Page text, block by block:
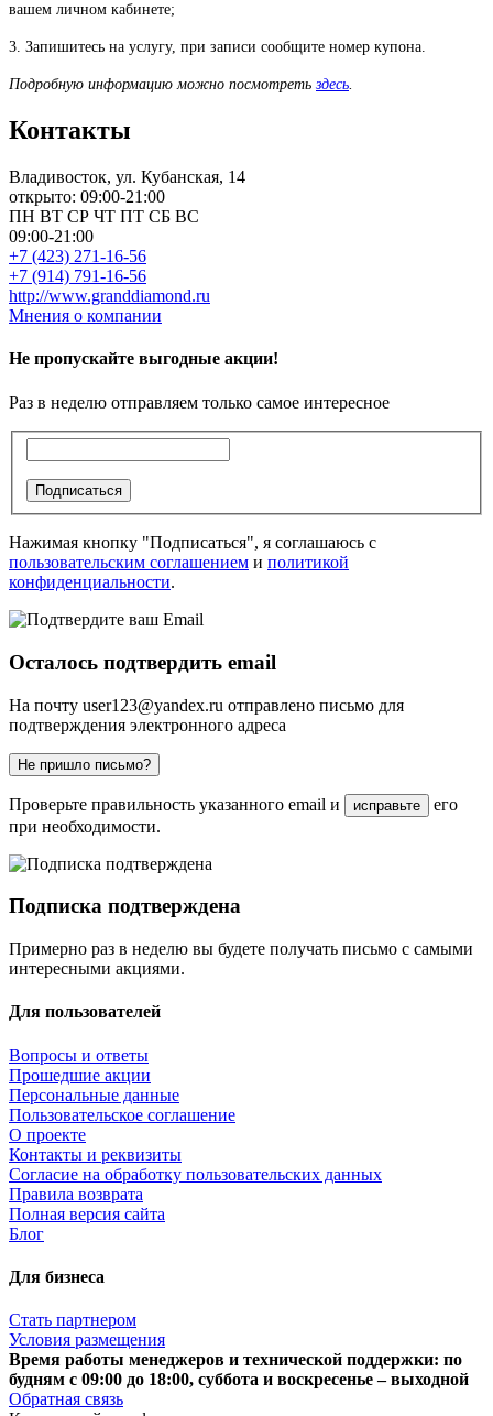
вашем личном кабинете;
3. Запишитесь на услугу, при записи сообщите номер купона.
Подробную информацию можно посмотреть здесь.
Контакты
Владивосток, ул. Кубанская, 14
открыто: 09:00-21:00
ПН ВТ СР ЧТ ПТ СБ ВС
09:00-21:00
+7 (423) 271-16-56
+7 (914) 791-16-56
http://www.granddiamond.ru
Мнения о компании
Не пропускайте выгодные акции!
Раз в неделю отправляем только самое интересное
Подписаться
Нажимая кнопку "Подписаться", я соглашаюсь с
пользовательским соглашением и политикой
конфиденциальности.
Осталось подтвердить email
На почту user123@yandex.ru отправлено письмо для
подтверждения электронного адреса
Не пришло письмо?
Проверьте правильность указанного email и исправьте
его
при необходимости.
Подписка подтверждена
Примерно раз в неделю вы будете получать письмо с самыми
интересными акциями.
Для пользователей
Вопросы и ответы
Прошедшие акции
Персональные данные
Пользовательское соглашение
О проекте
Контакты и реквизиты
Согласие на обработку пользовательских данных
Правила возврата
Полная версия сайта
Блог
Для бизнеса
Стать партнером
Условия размещения
Время работы менеджеров и технической поддержки: по
будням с 09:00 до 18:00, суббота и воскресенье – выходной
Обратная связь